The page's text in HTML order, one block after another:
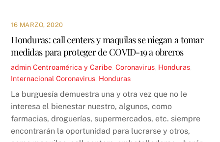
16 MARZO, 2020
Honduras: call centers y maquilas se niegan a tomar
medidas para proteger de COVID-19 a obreros
admin Centroamérica y Caribe ,Coronavirus Honduras
Internacional Coronavirus Honduras
La burguesía demuestra una y otra vez que no le
interesa el bienestar nuestro, algunos, como
farmacias, droguerías, supermercados, etc. siempre
encontrarán la oportunidad para lucrarse y otros,